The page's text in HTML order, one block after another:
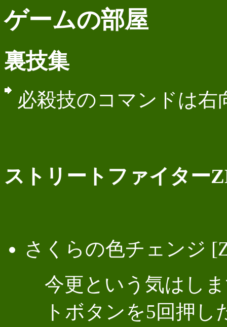
ゲームの部屋
裏技集
必殺技のコマンドは
ストリートファイター
さくらの色チェンジ
今更という気はし
トボタンを5回押